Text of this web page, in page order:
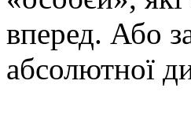
вперед. Або
абсолютної